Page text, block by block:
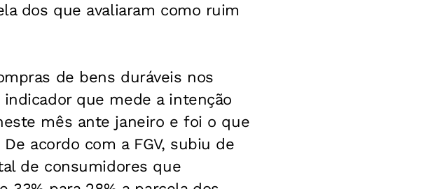
dos que avaliaram como ruim
de bens duráveis nos
que mede a intenção
mês ante janeiro e foi o que
acordo com a FGV, subiu de
de consumidores que